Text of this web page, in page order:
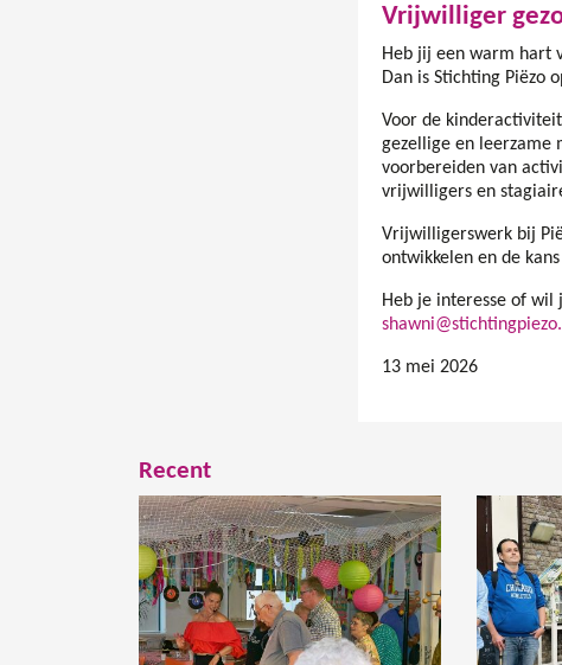
Vrijwilliger
Heb jij een warm hart
Dan is Stichting Piëzo
Voor de
gezellige en leerzame
voorbereiden van
vrijwilligers en
Vrijwilligerswerk bij
ontwikkelen en de
Heb je interesse of wil
13 mei 2026
Recent